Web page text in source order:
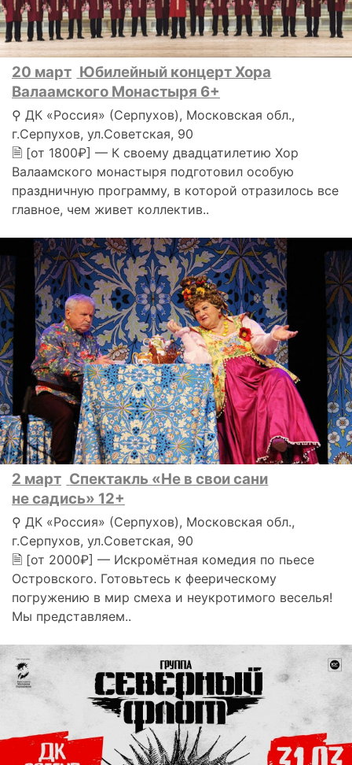
20 март Юбилейный концерт Хора
Валаамского Монастыря 6+
⚲ ДК «Россия» (Серпухов), Московская обл.,
г.Серпухов, ул.Советская, 90
🗎 [от 1800₽] — К своему двадцатилетию Хор
Валаамского монастыря подготовил особую
праздничную программу, в которой отразилось все
главное, чем живет коллектив..
2 март Спектакль «Не в свои сани
не садись» 12+
⚲ ДК «Россия» (Серпухов), Московская обл.,
г.Серпухов, ул.Советская, 90
🗎 [от 2000₽] — Искромётная комедия по пьесе
Островского. Готовьтесь к феерическому
погружению в мир смеха и неукротимого веселья!
Мы представляем..